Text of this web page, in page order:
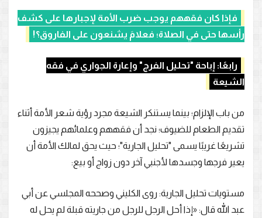
فإذا كان فقههم يوجب ضرب الأمة لإجبارها على كشف
رأسها حتى في الصلاة؛ فعلامَ يشنعون على الفاروق؟!
رابعًا: إباحة "تحليل الفرج" وإعارة الجواري في فقه
الشيعة
من باب الإلزام؛ بينما يستنكر الشيعة مجرد رؤية شعر الأمة أثناء
تقديم الطعام للضيوف؛ نجد أن فقههم وعلمائهم يجيزون
تشريعًا غريبًا يسمى "تحليل الجارية"؛ حيث يحق لمالك الأمة أن
يعير فرجها وجسدها لأجنبي آخر دون زواج أو بيع:
مستويات تحليل الجارية: روى الكليني وصححه المجلسي عن أبي
عبد الله قال: «إذا أحل الرجل للرجل من جاريته قبلة لم يحل له